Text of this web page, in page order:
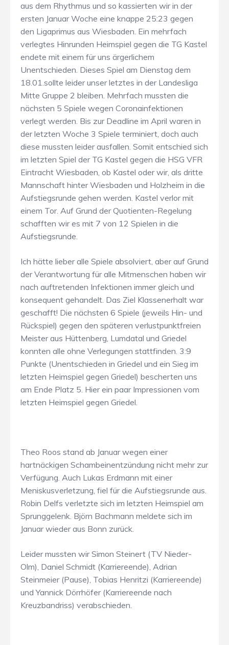
aus dem Rhythmus und so kassierten wir in der
ersten Januar Woche eine knappe 25:23 gegen
den Ligaprimus aus Wiesbaden. Ein mehrfach
verlegtes Hinrunden Heimspiel gegen die TG Kastel
endete mit einem für uns ärgerlichem
Unentschieden. Dieses Spiel am Dienstag dem
18.01.sollte leider unser letztes in der Landesliga
Mitte Gruppe 2 bleiben. Mehrfach mussten die
nächsten 5 Spiele wegen Coronainfektionen
verlegt werden. Bis zur Deadline im April waren in
der letzten Woche 3 Spiele terminiert, doch auch
diese mussten leider ausfallen. Somit entschied sich
im letzten Spiel der TG Kastel gegen die HSG VFR
Eintracht Wiesbaden, ob Kastel oder wir, als dritte
Mannschaft hinter Wiesbaden und Holzheim in die
Aufstiegsrunde gehen werden. Kastel verlor mit
einem Tor. Auf Grund der Quotienten-Regelung
schafften wir es mit 7 von 12 Spielen in die
Aufstiegsrunde.
Ich hätte lieber alle Spiele absolviert, aber auf Grund
der Verantwortung für alle Mitmenschen haben wir
nach auftretenden Infektionen immer gleich und
konsequent gehandelt. Das Ziel Klassenerhalt war
geschafft! Die nächsten 6 Spiele (jeweils Hin- und
Rückspiel) gegen den späteren verlustpunktfreien
Meister aus Hüttenberg, Lumdatal und Griedel
konnten alle ohne Verlegungen stattfinden. 3:9
Punkte (Unentschieden in Griedel und ein Sieg im
letzten Heimspiel gegen Griedel) bescherten uns
am Ende Platz 5. Hier ein paar Impressionen vom
letzten Heimspiel gegen Griedel.
Theo Roos stand ab Januar wegen einer
hartnäckigen Schambeinentzündung nicht mehr zur
Verfügung. Auch Lukas Erdmann mit einer
Meniskusverletzung, fiel für die Aufstiegsrunde aus.
Robin Delfs verletzte sich im letzten Heimspiel am
Sprunggelenk. Björn Bachmann meldete sich im
Januar wieder aus Bonn zurück.
Leider mussten wir Simon Steinert (TV Nieder-
Olm), Daniel Schmidt (Karriereende), Adrian
Steinmeier (Pause), Tobias Henritzi (Karriereende)
und Yannick Dörrhöfer (Karriereende nach
Kreuzbandriss) verabschieden.